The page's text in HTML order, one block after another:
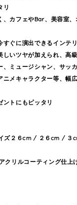
リ
、カフェやBar、美容室
すぐに演出できるインテ
しいツヤが加えられ、高
、ミュージシャン、サッ
ニメキャラクター等、幅
ントにもピッタリ
２６cm / ２６cm / ３
リルコーティング仕上